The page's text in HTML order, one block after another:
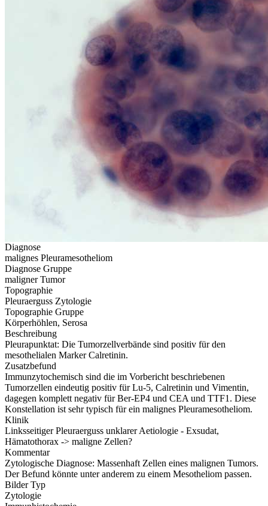
Diagnose
malignes Pleuramesotheliom
Diagnose Gruppe
maligner Tumor
Topographie
Pleuraerguss Zytologie
Topographie Gruppe
Körperhöhlen, Serosa
Beschreibung
Pleurapunktat: Die Tumorzellverbände sind positiv für den
mesothelialen Marker Calretinin.
Zusatzbefund
Immunzytochemisch sind die im Vorbericht beschriebenen
Tumorzellen eindeutig positiv für Lu-5, Calretinin und Vimentin,
dagegen komplett negativ für Ber-EP4 und CEA und TTF1. Diese
Konstellation ist sehr typisch für ein malignes Pleuramesotheliom.
Klinik
Linksseitiger Pleuraerguss unklarer Aetiologie - Exsudat,
Hämatothorax -> maligne Zellen?
Kommentar
Zytologische Diagnose: Massenhaft Zellen eines malignen Tumors.
Der Befund könnte unter anderem zu einem Mesotheliom passen.
Bilder Typ
Zytologie